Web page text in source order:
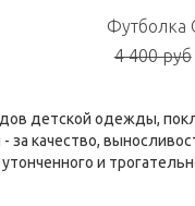
Футболка
4 400 руб
детской одежды,
качество,
и